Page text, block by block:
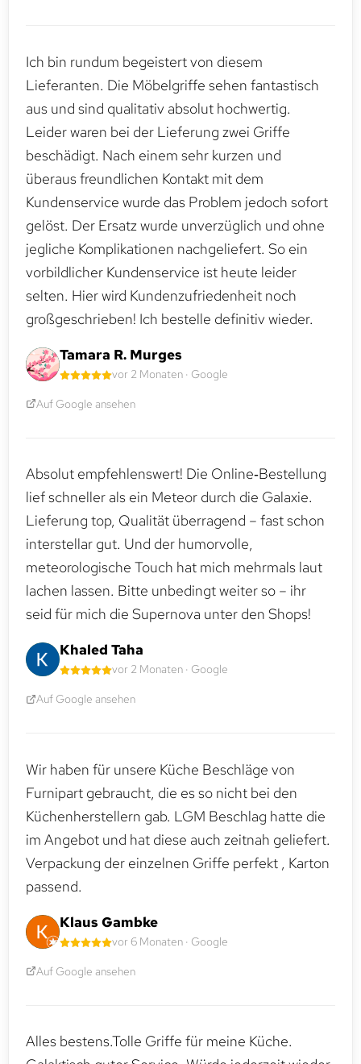
Ich bin rundum begeistert von diesem
Lieferanten. Die Möbelgriffe sehen fantastisch
aus und sind qualitativ absolut hochwertig.
Leider waren bei der Lieferung zwei Griffe
beschädigt. Nach einem sehr kurzen und
überaus freundlichen Kontakt mit dem
Kundenservice wurde das Problem jedoch sofort
gelöst. Der Ersatz wurde unverzüglich und ohne
jegliche Komplikationen nachgeliefert. So ein
vorbildlicher Kundenservice ist heute leider
selten. Hier wird Kundenzufriedenheit noch
großgeschrieben! Ich bestelle definitiv wieder.
Tamara R. Murges
vor 2 Monaten · Google
Auf Google ansehen
Absolut empfehlenswert! Die Online‑Bestellung
lief schneller als ein Meteor durch die Galaxie.
Lieferung top, Qualität überragend – fast schon
interstellar gut. Und der humorvolle,
meteorologische Touch hat mich mehrmals laut
lachen lassen. Bitte unbedingt weiter so – ihr
seid für mich die Supernova unter den Shops!
Khaled Taha
vor 2 Monaten · Google
Auf Google ansehen
Wir haben für unsere Küche Beschläge von
Furnipart gebraucht, die es so nicht bei den
Küchenherstellern gab. LGM Beschlag hatte die
im Angebot und hat diese auch zeitnah geliefert.
Verpackung der einzelnen Griffe perfekt , Karton
passend.
Klaus Gambke
vor 6 Monaten · Google
Auf Google ansehen
Alles bestens.Tolle Griffe für meine Küche.